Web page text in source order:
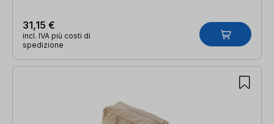
31,15 €
incl. IVA più costi di
spedizione